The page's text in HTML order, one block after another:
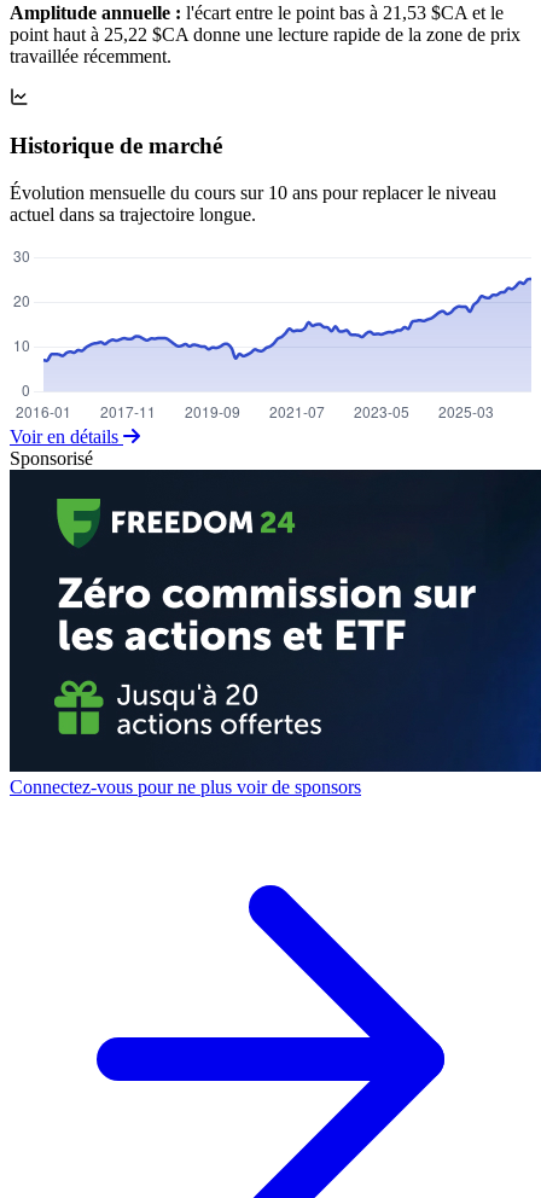
Amplitude annuelle : l'écart entre le point bas à 21,53 $CA et le
point haut à 25,22 $CA donne une lecture rapide de la zone de prix
travaillée récemment.
Historique de marché
Évolution mensuelle du cours sur 10 ans pour replacer le niveau
actuel dans sa trajectoire longue.
Voir en détails
Sponsorisé
Connectez-vous pour ne plus voir de sponsors